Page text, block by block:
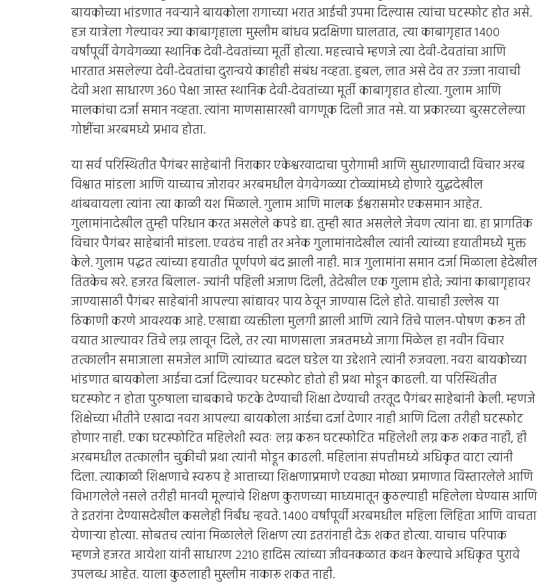
बायकोच्या भांडणात नवर्‍याने बायकोला रागाच्या भरात आईची उपमा दिल्यास त्यांचा घटस्फोट होत असे.
हज यात्रेला गेल्यावर ज्या काबागृहाला मुस्लीम बांधव प्रदक्षिणा घालतात, त्या काबागृहात १४००
वर्षांपूर्वी वेगवेगळ्या स्थानिक देवी-देवतांच्या मूर्ती होत्या. महत्त्वाचे म्हणजे त्या देवी-देवतांचा आणि
भारतात असलेल्या देवी-देवतांचा दुरान्वये काहीही संबंध नव्हता. हुबल, लात असे देव तर उज्जा नावाची
देवी अशा साधारण ३६० पेक्षा जास्त स्थानिक देवी-देवतांच्या मूर्ती काबागृहात होत्या. गुलाम आणि
मालकांचा दर्जा समान नव्हता. त्यांना माणसासारखी वागणूक दिली जात नसे. या प्रकारच्या बुरसटलेल्या
गोष्टींचा अरबमध्ये प्रभाव होता.
या सर्व परिस्थितीत पैगंबर साहेबांनी निराकार एकेश्वरवादाचा पुरोगामी आणि सुधारणावादी विचार अरब
विश्वात मांडला आणि याच्याच जोरावर अरबमधील वेगवेगळ्या टोळ्यांमध्ये होणारे युद्धदेखील
थांबवायला त्यांना त्या काळी यश मिळाले. गुलाम आणि मालक ईश्वरासमोर एकसमान आहेत.
गुलामांनादेखील तुम्ही परिधान करत असलेले कपडे द्या. तुम्ही खात असलेले जेवण त्यांना द्या. हा प्रागतिक
विचार पैगंबर साहेबांनी मांडला. एवढंच नाही तर अनेक गुलामांनादेखील त्यांनी त्यांच्या हयातीमध्ये मुक्त
केले. गुलाम पद्धत त्यांच्या हयातीत पूर्णपणे बंद झाली नाही. मात्र गुलामांना समान दर्जा मिळाला हेदेखील
तितकेच खरे. हजरत बिलाल- ज्यांनी पहिली अजाण दिली, तेदेखील एक गुलाम होते; ज्यांना काबागृहावर
जाण्यासाठी पैगंबर साहेबांनी आपल्या खांद्यावर पाय ठेवून जाण्यास दिले होते. याचाही उल्लेख या
ठिकाणी करणे आवश्यक आहे. एखाद्या व्यक्तीला मुलगी झाली आणि त्याने तिचे पालन-पोषण करून ती
वयात आल्यावर तिचे लग्न लावून दिले, तर त्या माणसाला जन्नतमध्ये जागा मिळेल हा नवीन विचार
तत्कालीन समाजाला समजेल आणि त्यांच्यात बदल घडेल या उद्देशाने त्यांनी रुजवला. नवरा बायकोच्या
भांडणात बायकोला आईचा दर्जा दिल्यावर घटस्फोट होतो ही प्रथा मोडून काढली. या परिस्थितीत
घटस्फोट न होता पुरुषाला चाबकाचे फटके देण्याची शिक्षा देण्याची तरतूद पैगंबर साहेबांनी केली. म्हणजे
शिक्षेच्या भीतीने एखादा नवरा आपल्या बायकोला आईचा दर्जा देणार नाही आणि दिला तरीही घटस्फोट
होणार नाही. एका घटस्फोटित महिलेशी स्वतः लग्न करून घटस्फोटित महिलेशी लग्न करू शकत नाही, ही
अरबमधील तत्कालीन चुकीची प्रथा त्यांनी मोडून काढली. महिलांना संपत्तीमध्ये अधिकृत वाटा त्यांनी
दिला. त्याकाळी शिक्षणाचे स्वरूप हे आत्ताच्या शिक्षणाप्रमाणे एवढ्या मोठ्या प्रमाणात विस्तारलेले आणि
विभागलेले नसले तरीही मानवी मूल्यांचे शिक्षण कुराणच्या माध्यमातून कुठल्याही महिलेला घेण्यास आणि
ते इतरांना देण्यासदेखील कसलेही निर्बंध न्हवते. १४०० वर्षांपूर्वी अरबमधील महिला लिहिता आणि वाचता
येणार्‍या होत्या. सोबतच त्यांना मिळालेले शिक्षण त्या इतरांनाही देऊ शकत होत्या. याचाच परिपाक
म्हणजे हजरत आयेशा यांनी साधारण २२१० हादिस त्यांच्या जीवनकळात कथन केल्याचे अधिकृत पुरावे
उपलब्ध आहेत. याला कुठलाही मुस्लीम नाकारू शकत नाही.